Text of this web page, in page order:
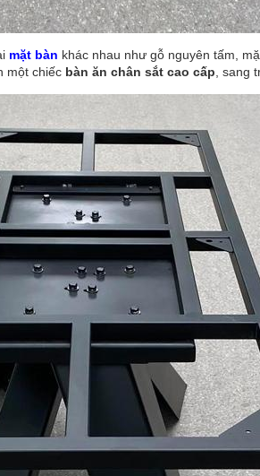
mặt bàn khác nhau như gỗ nguyên tấm,
một chiếc bàn ăn chân sắt cao cấp , sang